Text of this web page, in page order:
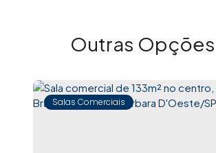
Outras
Salas Comerciais